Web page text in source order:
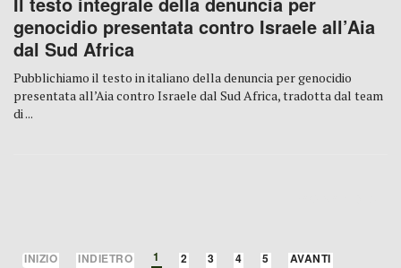
genocidio presentata contro Israele all’Aia
dal Sud Africa
Pubblichiamo il testo in italiano della denuncia per genocidio
presentata all’Aia contro Israele dal Sud Africa, tradotta dal team
di ...
INIZIO INDIETRO 1 2 3 4 5
AVANTI